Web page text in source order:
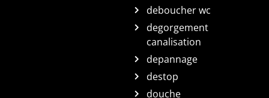
deboucher wc
degorgement
canalisation
depannage
destop
douche